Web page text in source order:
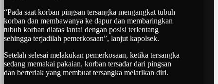
“Pada saat korban pingsan tersangka mengangkat tubuh
korban dan membawanya ke dapur dan membaringkan
tubuh korban diatas lantai dengan posisi terlentang
sehingga terjadilah pemerkosaan”, lanjut kapolsek.
Setelah selesai melakukan pemerkosaan, ketika tersangka
sedang memakai pakaian, korban tersadar dari pingsan
dan berteriak yang membuat tersangka melarikan diri.